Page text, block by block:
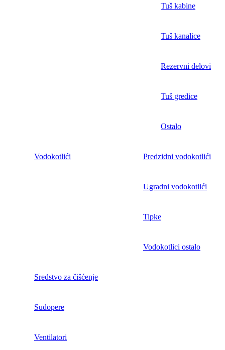
Tuš kabine
Tuš kanalice
Rezervni delovi
Tuš gredice
Ostalo
Vodokotlići Predzidni vodokotlići
Ugradni vodokotlići
Tipke
Vodokotlici ostalo
Sredstvo za čišćenje
Sudopere
Ventilatori